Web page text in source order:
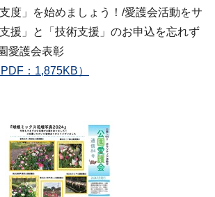
度」を始めましょう！/愛護会活動をサ
援」と「技術支援」のお申込を忘れず
愛護会表彰
：1,875KB）